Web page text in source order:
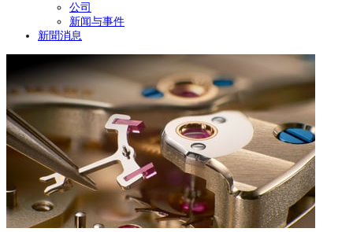
公司
新闻与事件
新聞消息